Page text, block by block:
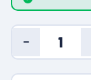
−